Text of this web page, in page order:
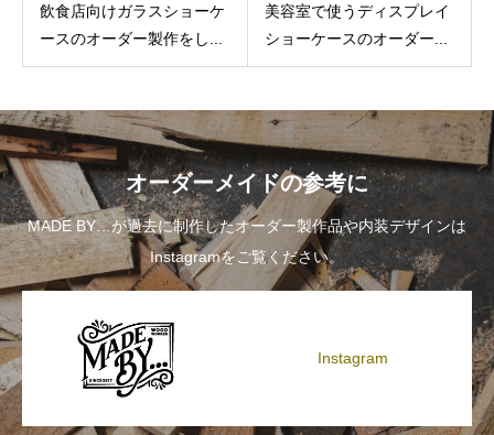
飲食店向けガラスショーケ
ースのオーダー製作をし...
美容室で使うディスプレイ
ショーケースのオーダー...
オーダーメイドの参考に
MADE BY…が過去に制作したオーダー製作品や内装デザインは
Instagramをご覧ください。
Instagram